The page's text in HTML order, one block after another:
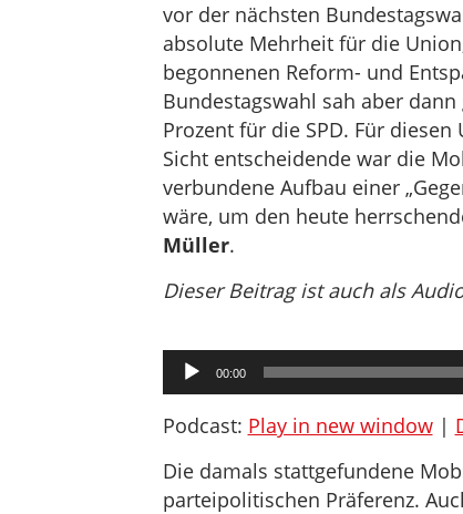
vor der nächsten
absolute Mehrheit für die
begonnenen Reform- und
Bundestagswahl sah aber
Prozent für die SPD. Für
Sicht entscheidende war die
verbundene Aufbau einer
wäre, um den heute
Müller.
Dieser Beitrag ist auch als
Audio-
Player
00:00
Podcast: Play in new window|
Die damals stattgefundene
parteipolitischen Präferenz.